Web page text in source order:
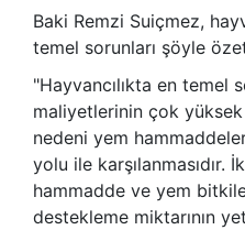
Baki Remzi Suiçmez,
temel sorunları şöyle
"Hayvancılıkta en temel
maliyetlerinin çok yüksek
nedeni yem
yolu ile karşılanmasıdır.
hammadde ve yem
destekleme miktarının